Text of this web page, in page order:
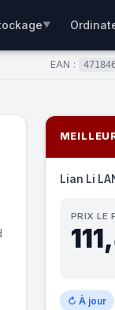
▼
EAN :
Lian Li
PRIX LE
↻ À jour